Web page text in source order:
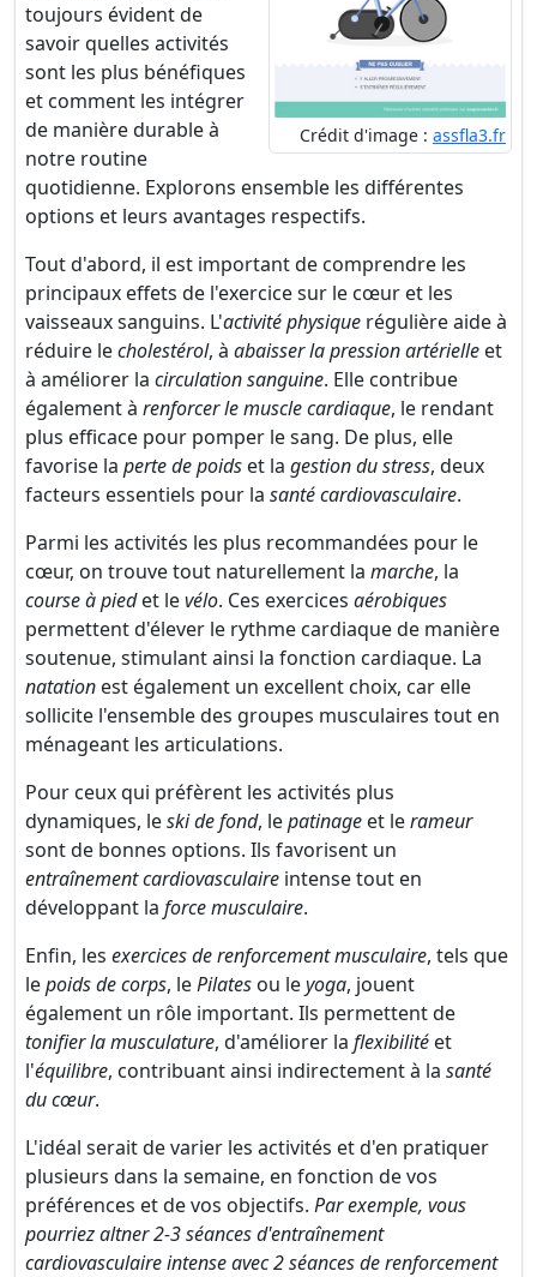
Crédit d'image : assfla3.fr
toujours évident de
savoir quelles activités
sont les plus bénéfiques
et comment les intégrer
de manière durable à
notre routine
quotidienne. Explorons ensemble les différentes
options et leurs avantages respectifs.
Tout d'abord, il est important de comprendre les
principaux effets de l'exercice sur le cœur et les
vaisseaux sanguins. L'activité physique régulière aide à
réduire lecholestérol, à abaisser la pression artérielle et
à améliorer la circulation sanguine. Elle contribue
également à renforcer le muscle cardiaque, le rendant
plus efficace pour pomper le sang. De plus, elle
favorise la perte de poids et la gestion du stress, deux
facteurs essentiels pour la santé cardiovasculaire.
Parmi les activités les plus recommandées pour le
cœur, on trouve tout naturellement la marche, la
course à piedet levélo. Ces exercices aérobiques
permettent d'élever le rythme cardiaque de manière
soutenue, stimulant ainsi la fonction cardiaque. La
natation est également un excellent choix, car elle
sollicite l'ensemble des groupes musculaires tout en
ménageant les articulations.
Pour ceux qui préfèrent les activités plus
dynamiques, leski de fond, lepatinage et lerameur
sont de bonnes options. Ils favorisent un
entraînement cardiovasculaire intense tout en
développant la force musculaire.
Enfin, les exercices de renforcement musculaire, tels que
lepoids de corps, lePilates ou leyoga, jouent
également un rôle important. Ils permettent de
tonifier la musculature, d'améliorer la flexibilité et
l'équilibre, contribuant ainsi indirectement à la santé
du cœur.
L'idéal serait de varier les activités et d'en pratiquer
plusieurs dans la semaine, en fonction de vos
préférences et de vos objectifs. Par exemple, vous
pourriez altner 2-3 séances d'entraînement
cardiovasculaire intense avec 2 séances de renforcement